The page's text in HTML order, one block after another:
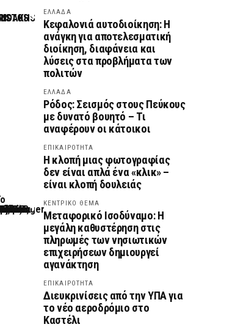
ΕΛΛΑΔΑ
Κεφαλονιά αυτοδιοίκηση: Η
ανάγκη για αποτελεσματική
διοίκηση, διαφάνεια και
λύσεις στα προβλήματα των
πολιτών
ΕΛΛΑΔΑ
Ρόδος: Σεισμός στους Πεύκους
με δυνατό βουητό – Τι
αναφέρουν οι κάτοικοι
ΕΠΙΚΑΙΡΟΤΗΤΑ
Η κλοπή μιας φωτογραφίας
δεν είναι απλά ένα «κλικ» –
είναι κλοπή δουλειάς
ΚΕΝΤΡΙΚΟ ΘΕΜΑ
Μεταφορικό Ισοδύναμο: Η
μεγάλη καθυστέρηση στις
πληρωμές των νησιωτικών
επιχειρήσεων δημιουργεί
αγανάκτηση
ΕΠΙΚΑΙΡΟΤΗΤΑ
Διευκρινίσεις από την ΥΠΑ για
το νέο αεροδρόμιο στο
Καστέλι